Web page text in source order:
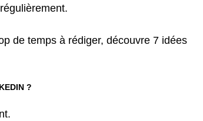
de temps à rédiger, découvre 7 idées
?